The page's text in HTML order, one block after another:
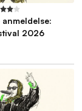
2026